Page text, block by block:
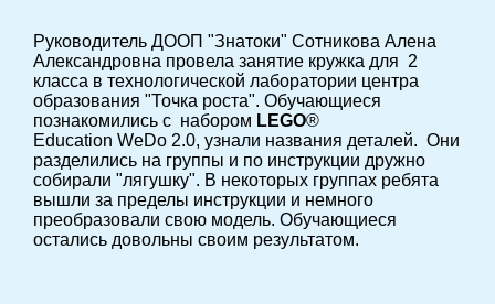
Руководитель ДООП "Знатоки" Сотникова Алена
Александровна провела занятие кружка для 2
класса в технологической лаборатории центра
образования "Точка роста". Обучающиеся
познакомились с набором LEGO®
Education WeDo 2.0, узнали названия деталей. Они
разделились на группы и по инструкции дружно
собирали "лягушку". В некоторых группах ребята
вышли за пределы инструкции и немного
преобразовали свою модель. Обучающиеся
остались довольны своим результатом.